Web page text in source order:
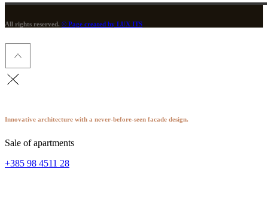
All rights reserved. © Page created by LUX ITS
Innovative architecture with a never-before-seen facade design.
Sale of apartments
+385 98 4511 28